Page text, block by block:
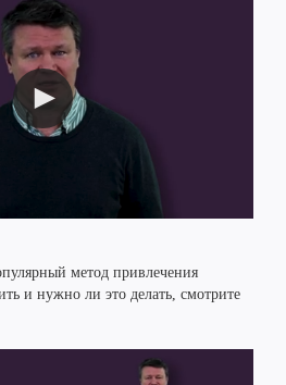
метод привлечения
и нужно ли это делать, смотрите